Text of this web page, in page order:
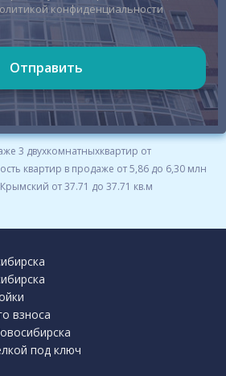
3 двухкомнатныхквартир от
квартир в продаже от 5,86 до 6,30 млн
от 37.71 до 37.71 кв.м
конфиденциальности
Отправить
взноса
под ключ